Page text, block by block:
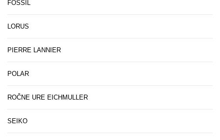
FOSSIL
LORUS
PIERRE LANNIER
POLAR
ROČNE URE EICHMULLER
SEIKO